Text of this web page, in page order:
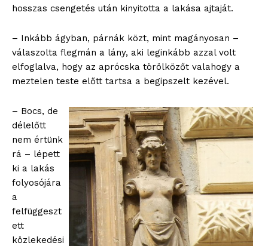
hosszas csengetés után kinyitotta a lakása ajtaját.
– Inkább ágyban, párnák közt, mint magányosan –
válaszolta flegmán a lány, aki leginkább azzal volt
elfoglalva, hogy az aprócska törölközőt valahogy a
meztelen teste előtt tartsa a begipszelt kezével.
– Bocs, de
délelőtt
nem értünk
rá – lépett
ki a lakás
folyosójára
a
felfüggeszt
ett
közlekedési